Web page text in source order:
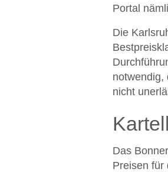
Portal
Die
notwendig,
nicht
Das
Preisen für